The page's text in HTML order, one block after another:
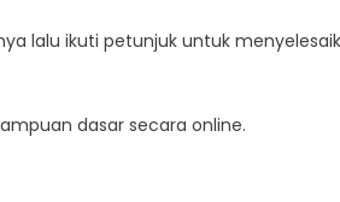
lalu ikuti petunjuk untuk
dasar secara online.